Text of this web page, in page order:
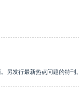
另发行最新热点问题的特刊。